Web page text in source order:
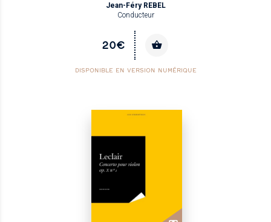
Jean-Féry REBEL
Conducteur
20€
DISPONIBLE EN VERSION NUMÉRIQUE